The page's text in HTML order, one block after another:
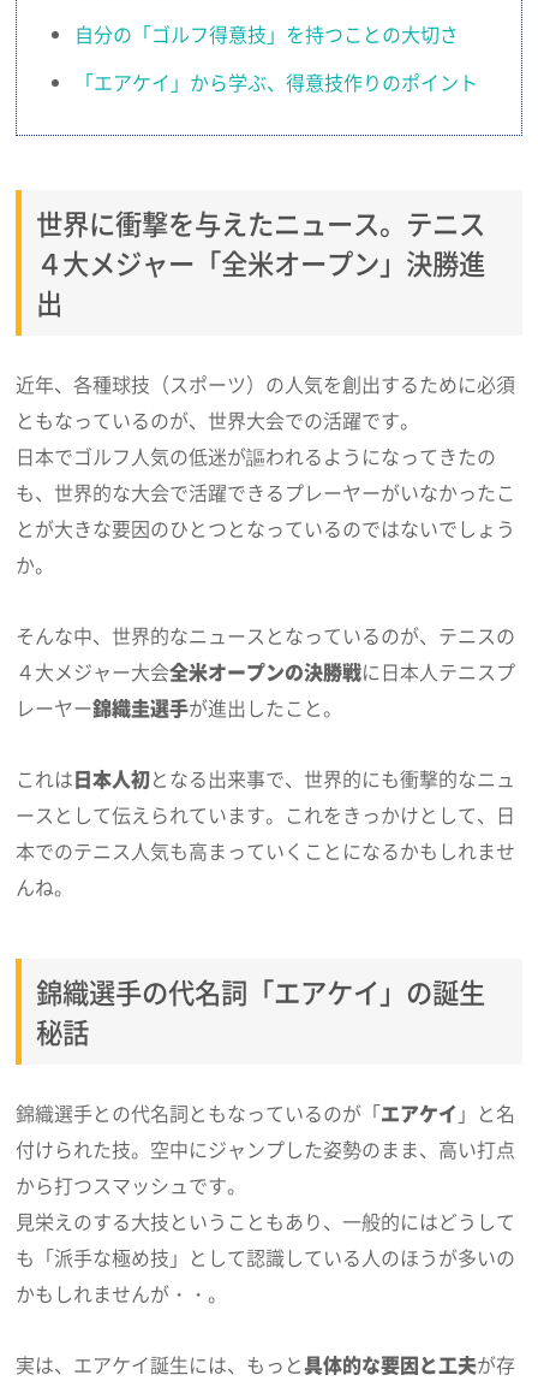
自分の「ゴルフ得意技」を持つことの大切さ
「エアケイ」から学ぶ、得意技作りのポイント
世界に衝撃を与えたニュース。テニス
４大メジャー「全米オープン」決勝進
出
近年、各種球技（スポーツ）の人気を創出するために必須
ともなっているのが、世界大会での活躍です。
日本でゴルフ人気の低迷が謳われるようになってきたの
も、世界的な大会で活躍できるプレーヤーがいなかったこ
とが大きな要因のひとつとなっているのではないでしょう
か。
そんな中、世界的なニュースとなっているのが、テニスの
４大メジャー大会全米オープンの決勝戦に日本人テニスプ
レーヤー錦織圭選手が進出したこと。
これは日本人初となる出来事で、世界的にも衝撃的なニュ
ースとして伝えられています。これをきっかけとして、日
本でのテニス人気も高まっていくことになるかもしれませ
んね。
錦織選手の代名詞「エアケイ」の誕生
秘話
錦織選手との代名詞ともなっているのが「エアケイ 」と名
付けられた技。空中にジャンプした姿勢のまま、高い打点
から打つスマッシュです。
見栄えのする大技ということもあり、一般的にはどうして
も「派手な極め技」として認識している人のほうが多いの
かもしれませんが・・。
実は、エアケイ誕生には、もっと具体的な要因と工夫が存